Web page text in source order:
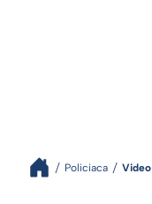
Policiaca Video